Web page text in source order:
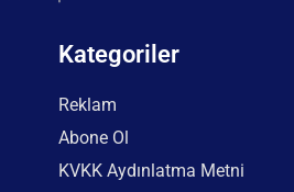
Kategoriler
Reklam
Abone Ol
KVKK Aydınlatma Metni